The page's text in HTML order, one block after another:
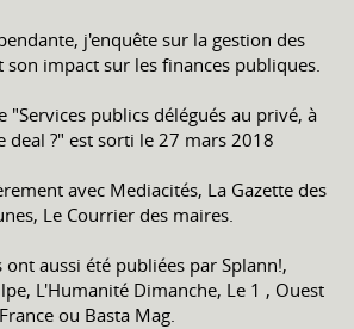
j'enquête sur la gestion des
son impact sur les finances publiques.
"Services publics délégués au privé, à
deal ?" est sorti le 27 mars 2018
avec Mediacités, La Gazette des
Le Courrier des maires.
ont aussi été publiées par Splann!,
L'Humanité Dimanche, Le 1 , Ouest
France ou Basta Mag.